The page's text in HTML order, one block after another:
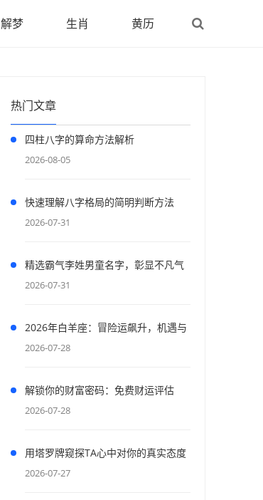
解梦 生肖 黄历
热门文章
四柱八字的算命方法解析
2026-08-05
快速理解八字格局的简明判断方法
2026-07-31
精选霸气李姓男童名字，彰显不凡气
度
2026-07-31
2026年白羊座：冒险运飙升，机遇与
财富齐飞
2026-07-28
解锁你的财富密码：免费财运评估
2026-07-28
用塔罗牌窥探TA心中对你的真实态度
与情感
2026-07-27